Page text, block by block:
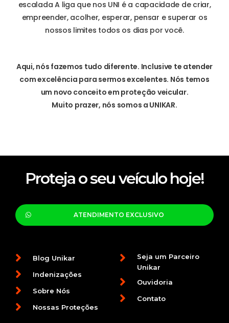
escalada A liga que nos UNI é a capacidade de criar,
empreender, acolher, esperar, pensar e superar os
nossos limites todos os dias por você.
Aqui, nós fazemos tudo diferente. Inclusive te atender
com excelência para sermos excelentes. Nós temos
um novo conceito em proteção veicular.
Muito prazer, nós somos a UNIKAR.
Proteja o seu veículo hoje!
ATENDIMENTO EXCLUSIVO
Blog Unikar
Indenizações
Sobre Nós
Nossas Proteções
Seja um Parceiro
Unikar
Ouvidoria
Contato